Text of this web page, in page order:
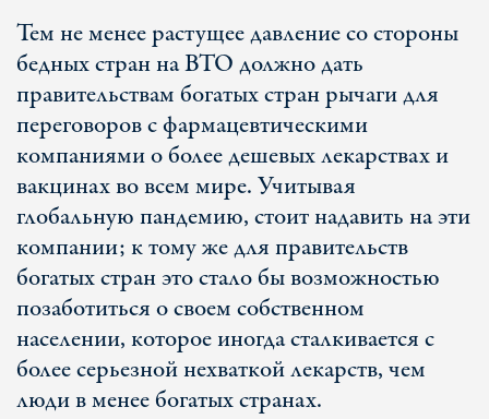
Тем не менее растущее давление со стороны
бедных стран на ВТО должно дать
правительствам богатых стран рычаги для
переговоров с фармацевтическими
компаниями о более дешевых лекарствах и
вакцинах во всем мире. Учитывая
глобальную пандемию, стоит надавить на эти
компании; к тому же для правительств
богатых стран это стало бы возможностью
позаботиться о своем собственном
населении, которое иногда сталкивается с
более серьезной нехваткой лекарств, чем
люди в менее богатых странах.